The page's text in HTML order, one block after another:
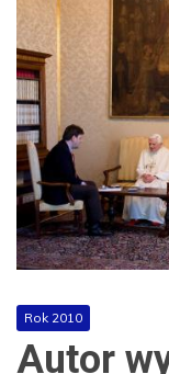
Rok 2010
Autor